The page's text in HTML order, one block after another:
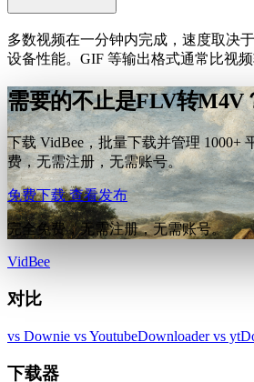
多数视频在一分钟内完成，速度取决
设备性能。GIF 等输出格式通常比视频
需要的不止是FLV转M4V
下载 VidBee，批量下载并管理 1000+
费，无需注册，无需账号。
免费下载查看发布
完全免费，无需注册，无需账号。
VidBee
对比
vs Downie vs YoutubeDownloadervs
下载器